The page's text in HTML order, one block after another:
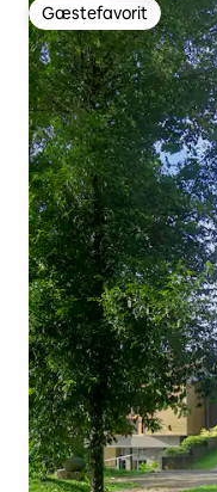
Gæstefavorit
Gæstefavorit